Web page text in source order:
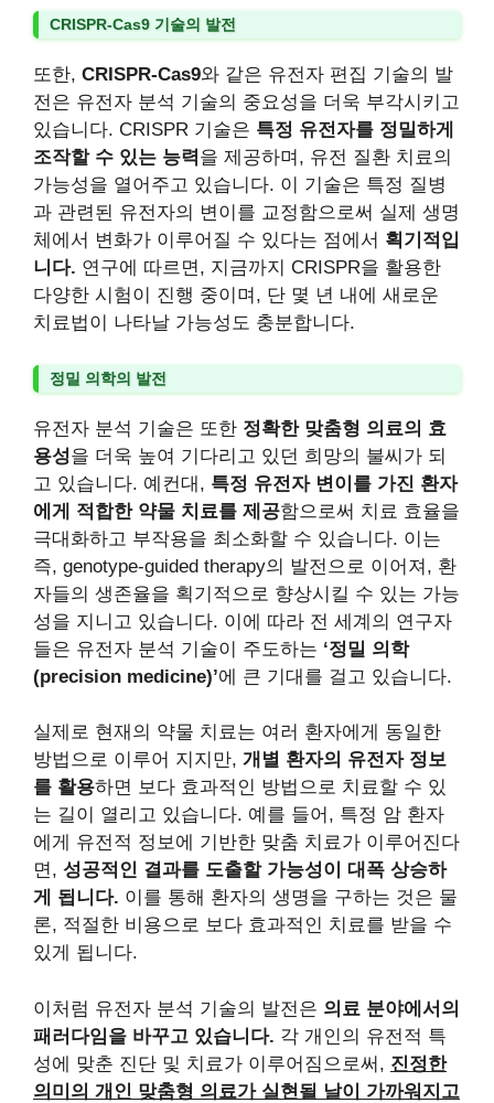
CRISPR-Cas9 기술의 발전
또한, CRISPR-Cas9와 같은 유전자 편집 기술의 발
전은 유전자 분석 기술의 중요성을 더욱 부각시키고
있습니다. CRISPR 기술은 특정 유전자를 정밀하게
조작할 수 있는 능력을 제공하며, 유전 질환 치료의
가능성을 열어주고 있습니다. 이 기술은 특정 질병
과 관련된 유전자의 변이를 교정함으로써 실제 생명
체에서 변화가 이루어질 수 있다는 점에서 획기적입
니다. 연구에 따르면, 지금까지 CRISPR을 활용한
다양한 시험이 진행 중이며, 단 몇 년 내에 새로운
치료법이 나타날 가능성도 충분합니다.
정밀 의학의 발전
유전자 분석 기술은 또한 정확한 맞춤형 의료의 효
용성을 더욱 높여 기다리고 있던 희망의 불씨가 되
고 있습니다. 예컨대, 특정 유전자 변이를 가진 환자
에게 적합한 약물 치료를 제공함으로써 치료 효율을
극대화하고 부작용을 최소화할 수 있습니다. 이는
즉, genotype-guided therapy의 발전으로 이어져, 환
자들의 생존율을 획기적으로 향상시킬 수 있는 가능
성을 지니고 있습니다. 이에 따라 전 세계의 연구자
들은 유전자 분석 기술이 주도하는 ‘정밀 의학
(precision medicine)’에 큰 기대를 걸고 있습니다.
실제로 현재의 약물 치료는 여러 환자에게 동일한
방법으로 이루어 지지만, 개별 환자의 유전자 정보
를 활용하면 보다 효과적인 방법으로 치료할 수 있
는 길이 열리고 있습니다. 예를 들어, 특정 암 환자
에게 유전적 정보에 기반한 맞춤 치료가 이루어진다
면, 성공적인 결과를 도출할 가능성이 대폭 상승하
게 됩니다. 이를 통해 환자의 생명을 구하는 것은 물
론, 적절한 비용으로 보다 효과적인 치료를 받을 수
있게 됩니다.
이처럼 유전자 분석 기술의 발전은 의료 분야에서의
패러다임을 바꾸고 있습니다. 각 개인의 유전적 특
성에 맞춘 진단 및 치료가 이루어짐으로써, 진정한
의미의 개인 맞춤형 의료가 실현될 날이 가까워지고